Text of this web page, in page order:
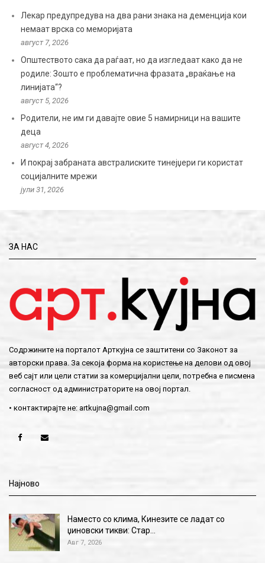
Лекар предупредува на два рани знака на деменција кои
немаат врска со меморијата
август 7, 2026
Општеството сака да раѓаат, но да изгледаат како да не
родиле: Зошто е проблематична фразата „враќање на
линијата“?
август 5, 2026
Родители, не им ги давајте овие 5 намирници на вашите
деца
август 4, 2026
И покрај забраната австралиските тинејџери ги користат
социјалните мрежи
јули 31, 2026
ЗА НАС
Содржините на порталот Арткујна се заштитени со Законот за
авторски права. За секоја форма на користење на делови од овој
веб сајт или цели статии за комерцијални цели, потребна е писмена
согласност од администраторите на овој портал.
• контактирајте не: artkujna@gmail.com
Најново
Наместо со клима, Кинезите се ладат со
џиновски тикви: Стар…
Авг 7, 2026